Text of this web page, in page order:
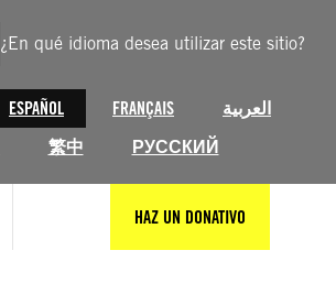
¿En qué idioma desea utilizar este sitio?
ESPAÑOL FRANÇAIS
العربية
繁中 РУССКИЙ
HAZ UN DONATIVO